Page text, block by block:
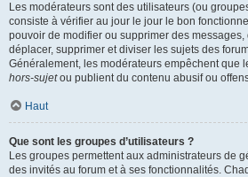
Les modérateurs sont des utilisateurs (ou
consiste à vérifier au jour le jour le bon
pouvoir de modifier ou supprimer des
déplacer, supprimer et diviser les sujets des
Généralement, les modérateurs empêchent que
hors-sujetou publient du contenu abusif ou
Haut
Que sont les groupes d’utilisateurs ?
Les groupes permettent aux administrateurs de
des invités au forum et à ses fonctionnalités.